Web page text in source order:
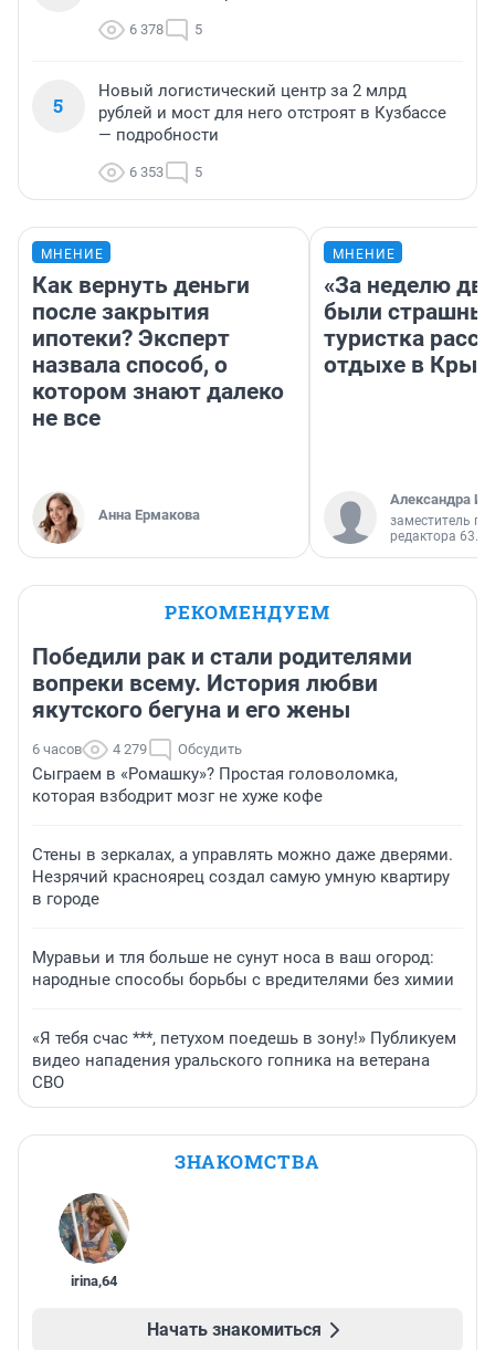
6 378 5
5
Новый логистический центр за 2 млрд
рублей и мост для него отстроят в Кузбассе
— подробности
6 353 5
МНЕНИЕ
Как вернуть деньги
после закрытия
ипотеки? Эксперт
назвала способ, о
котором знают далеко
не все
Анна Ермакова
МНЕНИЕ
«За неделю
были
туристка
отдыхе в
Александра
заместитель
редактора 63.RU
РЕКОМЕНДУЕМ
Победили рак и стали родителями
вопреки всему. История любви
якутского бегуна и его жены
6 часов 4 279 Обсудить
Сыграем в «Ромашку»? Простая головоломка,
которая взбодрит мозг не хуже кофе
Стены в зеркалах, а управлять можно даже дверями.
Незрячий красноярец создал самую умную квартиру
в городе
Муравьи и тля больше не сунут носа в ваш огород:
народные способы борьбы с вредителями без химии
«Я тебя счас ***, петухом поедешь в зону!» Публикуем
видео нападения уральского гопника на ветерана
СВО
ЗНАКОМСТВА
irina,64
Начать знакомиться